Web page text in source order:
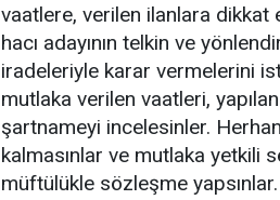
vaatlere, verilen ilanlara
hacı adayının telkin ve
iradeleriyle karar vermelerini
mutlaka verilen vaatleri,
şartnameyi incelesinler.
kalmasınlar ve mutlaka yetkili
müftülükle sözleşme